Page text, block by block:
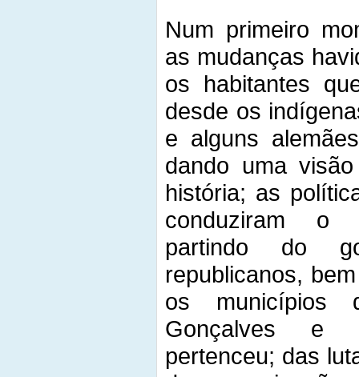
Num primeiro
as mudanças
os habitantes
desde os
e alguns
dando uma
história; as
conduziram o
partindo do
republicanos,
os municípios
Gonçalves e
pertenceu; das